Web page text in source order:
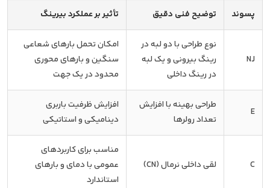
پسوند توضیح فنی دقیق تأثیر بر عملکرد بیرینگ
NJ
نوع طراحی با دو لبه در
رینگ بیرونی و یک لبه
در رینگ داخلی
امکان تحمل بارهای شعاعی
سنگین و بارهای محوری
محدود در یک جهت
E
طراحی بهینه با افزایش
تعداد رولرها
افزایش ظرفیت باربری
دینامیکی و استاتیکی
C لقی داخلی نرمال (CN)
مناسب برای کاربردهای
عمومی با دمای و بارهای
استاندارد